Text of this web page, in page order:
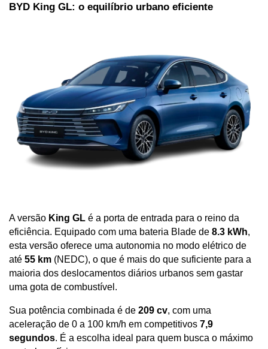
BYD King GL: o equilíbrio urbano eficiente
A versão King GL é a porta de entrada para o reino da
eficiência. Equipado com uma bateria Blade de 8.3 kWh,
esta versão oferece uma autonomia no modo elétrico de
até 55 km (NEDC), o que é mais do que suficiente para a
maioria dos deslocamentos diários urbanos sem gastar
uma gota de combustível.
Sua potência combinada é de 209 cv, com uma
aceleração de 0 a 100 km/h em competitivos 7,9
segundos. É a escolha ideal para quem busca o máximo